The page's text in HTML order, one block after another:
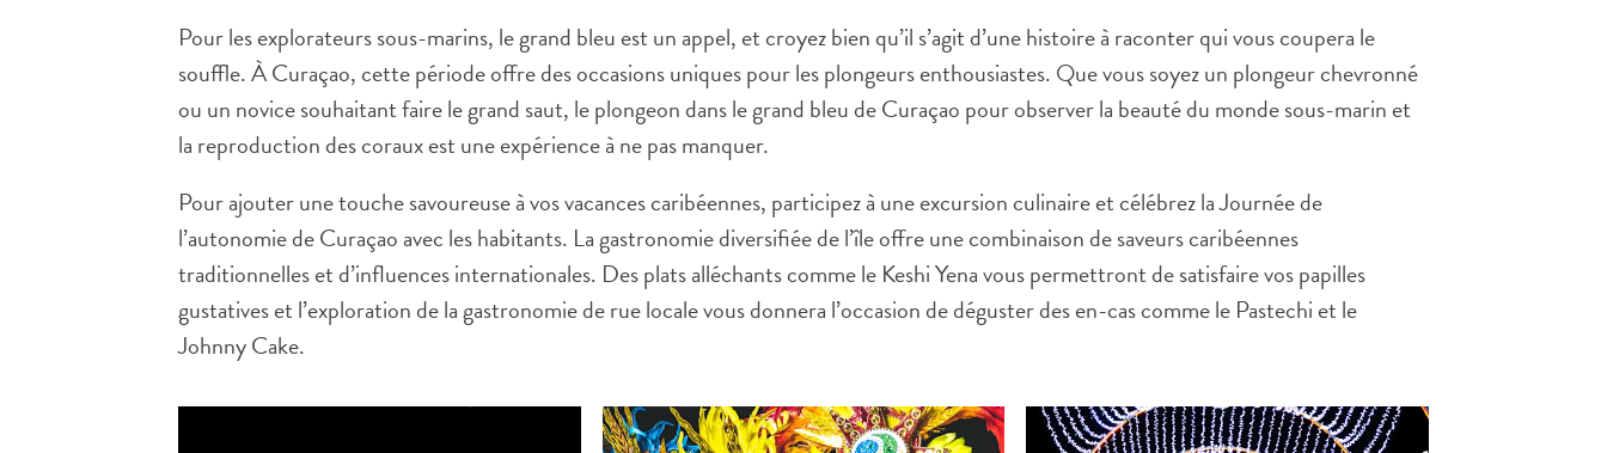
COPIER LE LIEN
Pour les explorateurs sous-marins, le grand bleu est un appel, et croyez bien qu’il s’agit d’une histoire à raconter qui vous coupera le
souffle. À Curaçao, cette période offre des occasions uniques pour les plongeurs enthousiastes. Que vous soyez un plongeur chevronné
ou un novice souhaitant faire le grand saut, le plongeon dans le grand bleu de Curaçao pour observer la beauté du monde sous-marin et
la reproduction des coraux est une expérience à ne pas manquer.
Pour ajouter une touche savoureuse à vos vacances caribéennes, participez à une excursion culinaire et célébrez la Journée de
l’autonomie de Curaçao avec les habitants. La gastronomie diversifiée de l’île offre une combinaison de saveurs caribéennes
traditionnelles et d’influences internationales. Des plats alléchants comme le Keshi Yena vous permettront de satisfaire vos papilles
gustatives et l’exploration de la gastronomie de rue locale vous donnera l’occasion de déguster des en-cas comme le Pastechi et le
Johnny Cake.